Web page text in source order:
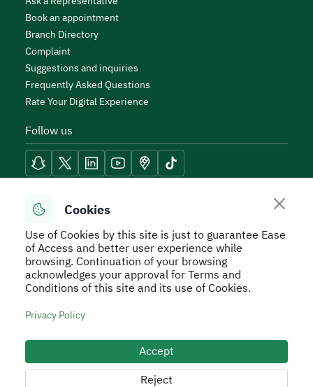
Cookies
Use of Cookies by this site is just to guarantee Ease
of Access and better user experience while
browsing. Continuation of your browsing
acknowledges your approval for Terms and
Conditions of this site and its use of Cookies.
Privacy Policy
Accept
Reject
Book an appointment
Branch Directory
Complaint
Suggestions and inquiries
Frequently Asked Questions
Rate Your Digital Experience
Follow us
Reach Tools
Secure Usage Policy Privacy Policy
Service Level
2026
Developed and Operated by the Real Estate General
Authority